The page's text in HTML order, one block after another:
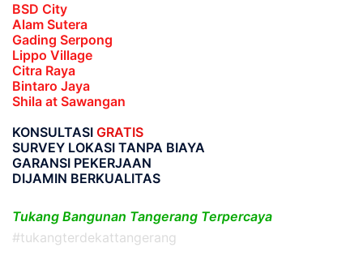
BSD City
Alam Sutera
Gading Serpong
Lippo Village
Citra Raya
Bintaro Jaya
Shila at Sawangan
KONSULTASI GRATIS
SURVEY LOKASI TANPA BIAYA
GARANSI PEKERJAAN
DIJAMIN BERKUALITAS
Tukang Bangunan Tangerang Terpercaya
#tukangterdekattangerang